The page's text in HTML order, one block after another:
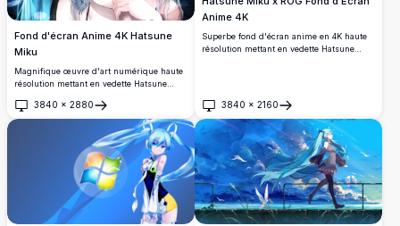
Fond d'écran Anime 4K Hatsune
Miku
Magnifique œuvre d'art numérique haute
résolution mettant en vedette Hatsune
et des yeux bleus captivants. Ce fond
d'écran anime premium présente de
beaux effets d'éclairage, un design de
personnage détaillé et une qualité 4K
cristalline parfaite pour tout écran.
3840 × 2880
Ouvrir
Anime 4K
Superbe fond d'écran anime en 4K haute
résolution mettant en vedette Hatsune
cyan lumineux, illustrant un mélange
parfait entre la culture musicale et la
culture gaming.
3840 × 2160
Ouvrir